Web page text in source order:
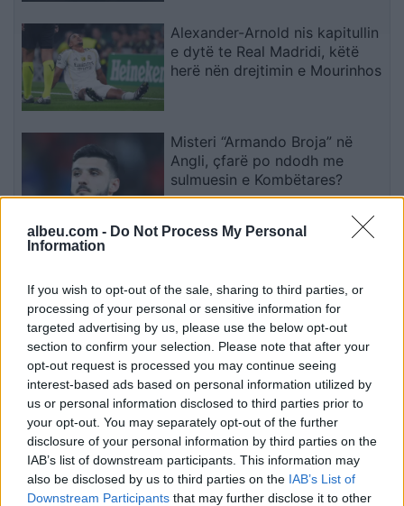
albeu.com - Do Not Process My Personal
Information
If you wish to opt-out of the sale, sharing to third parties, or
processing of your personal or sensitive information for
targeted advertising by us, please use the below opt-out
section to confirm your selection. Please note that after your
opt-out request is processed you may continue seeing
interest-based ads based on personal information utilized by
us or personal information disclosed to third parties prior to
your opt-out. You may separately opt-out of the further
disclosure of your personal information by third parties on the
IAB’s list of downstream participants. This information may
also be disclosed by us to third parties on the IAB’s List of
Downstream Participants that may further disclose it to other
Alexander-Arnold nis kapitullin
e dytë te Real Madridi, këtë
herë nën drejtimin e Mourinhos
Misteri “Armando Broja” në
Angli, çfarë po ndodh me
sulmuesin e Kombëtares?
ardhmja e tij